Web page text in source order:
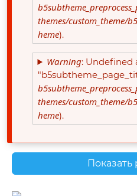
themes/custom_theme/
heme).
Warning: Undefined
themes/custom_theme/
heme).
Показать